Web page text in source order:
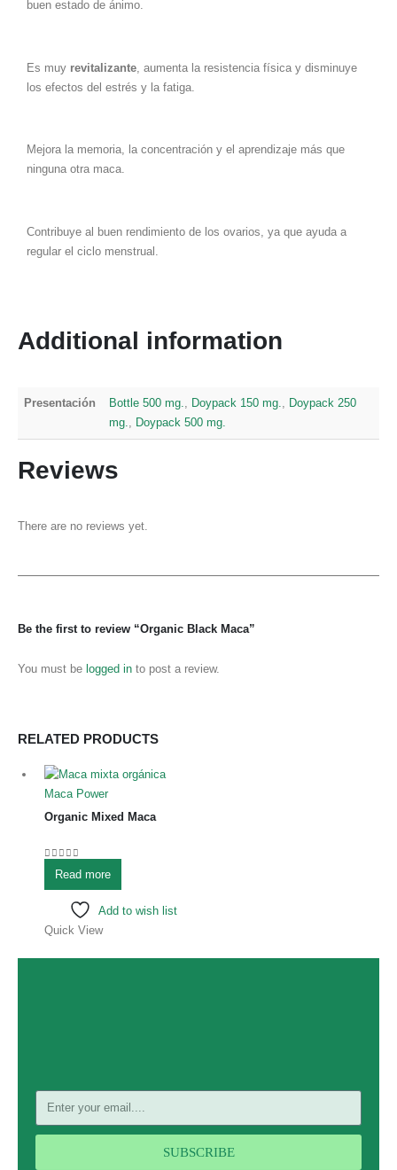
buen estado de ánimo.
Es muy revitalizante , aumenta la resistencia física y disminuye
los efectos del estrés y la fatiga.
Mejora la memoria, la concentración y el aprendizaje más que
ninguna otra maca.
Contribuye al buen rendimiento de los ovarios, ya que ayuda a
regular el ciclo menstrual.
Additional information
Presentación Bottle 500 mg., Doypack 150 mg., Doypack 250
mg., Doypack 500 mg.
Reviews
There are no reviews yet.
Be the first to review “Organic Black Maca”
You must be logged in to post a review.
RELATED PRODUCTS
Maca Power
Organic Mixed Maca
Read more
Add to wish list
Quick View
SUBSCRIBE